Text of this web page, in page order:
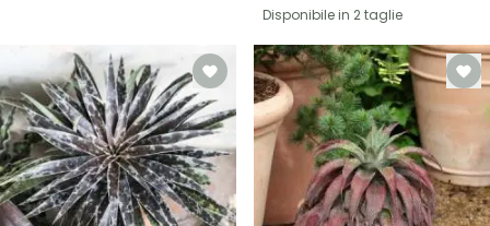
Disponibile in 2 taglie